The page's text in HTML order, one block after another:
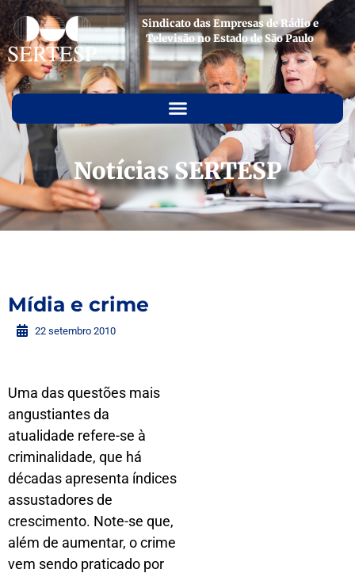
Sindicato das Empresas de Rádio e
Televisão no Estado de São Paulo
Notícias SERTESP
Mídia e crime
22 setembro 2010
Uma das questões mais
angustiantes da
atualidade refere-se à
criminalidade, que há
décadas apresenta índices
assustadores de
crescimento. Note-se que,
além de aumentar, o crime
vem sendo praticado por